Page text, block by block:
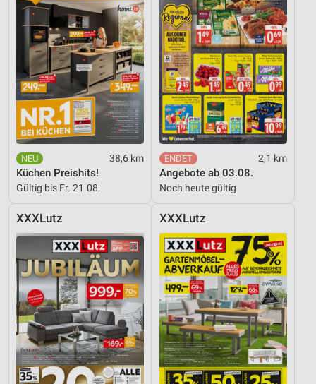
38,6 km
Küchen Preishits!
Gültig bis Fr. 21.08.
2,1 km
Angebote ab 03.08.
Noch heute gültig
XXXLutz XXXLutz